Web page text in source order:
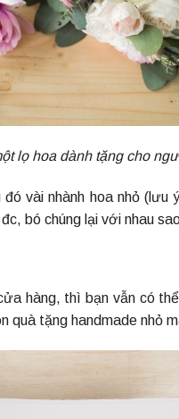
lọ hoa dành tặng cho
vài nhành hoa nhỏ (lưu
bó chúng lại với nhau
hàng, thì bạn vẫn có
quà tặng handmade nhỏ